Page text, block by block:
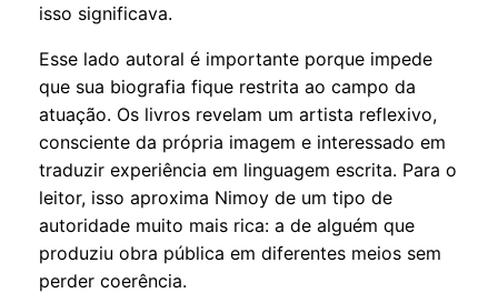
isso significava.
Esse lado autoral é importante porque impede
que sua biografia fique restrita ao campo da
atuação. Os livros revelam um artista reflexivo,
consciente da própria imagem e interessado em
traduzir experiência em linguagem escrita. Para o
leitor, isso aproxima Nimoy de um tipo de
autoridade muito mais rica: a de alguém que
produziu obra pública em diferentes meios sem
perder coerência.